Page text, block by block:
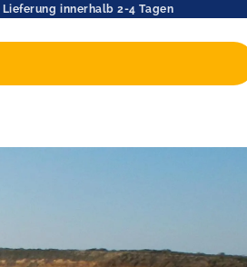
Lieferung innerhalb 2-4 Tagen